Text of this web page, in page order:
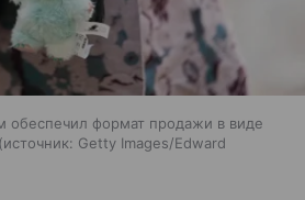
обеспечил формат продажи в виде
источник: Getty Images/Edward